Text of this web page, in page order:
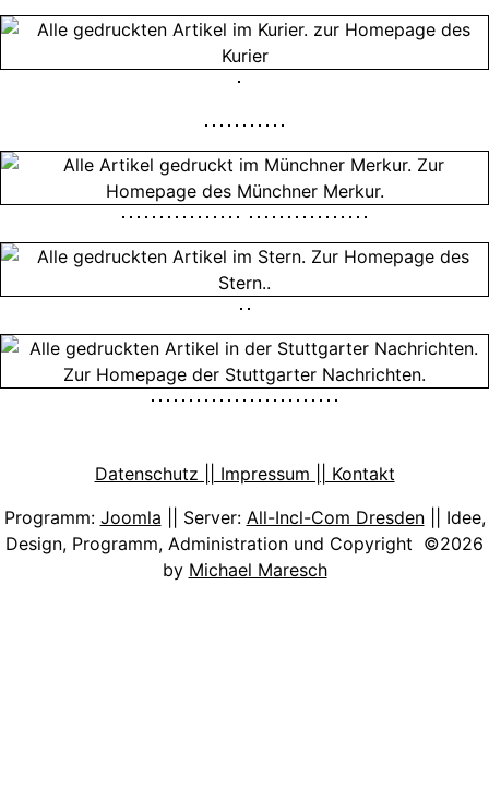
Datenschutz || Impressum || Kontakt
Programm: Joomla || Server: All-Incl-Com Dresden|| Idee,
Design, Programm, Administration und Copyright ©2026
by Michael Maresch